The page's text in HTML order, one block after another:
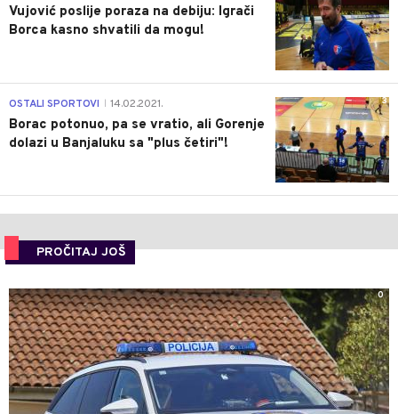
Vujović poslije poraza na debiju: Igrači
Borca kasno shvatili da mogu!
3
OSTALI SPORTOVI 14.02.2021.
Borac potonuo, pa se vratio, ali Gorenje
dolazi u Banjaluku sa "plus četiri"!
PROČITAJ JOŠ
0